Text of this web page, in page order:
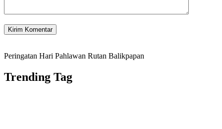
Peringatan Hari Pahlawan Rutan Balikpapan
Trending Tag